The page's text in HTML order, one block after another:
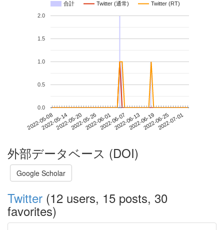
合計 Twitter (通常) Twitter (RT)
2022-05-082022-05-142022-05-202022-05-262022-06-012022-06-072022-06-132022-06-192022-06-252022-07-01
0.0
0.5
1.0
1.5
2.0
外部データベース (DOI)
Google Scholar
Twitter (12 users, 15 posts, 30
favorites)